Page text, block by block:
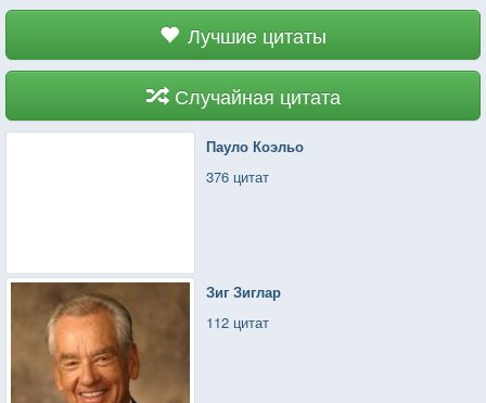
Лучшие цитаты
Случайная цитата
Пауло Коэльо
376 цитат
Зиг Зиглар
112 цитат